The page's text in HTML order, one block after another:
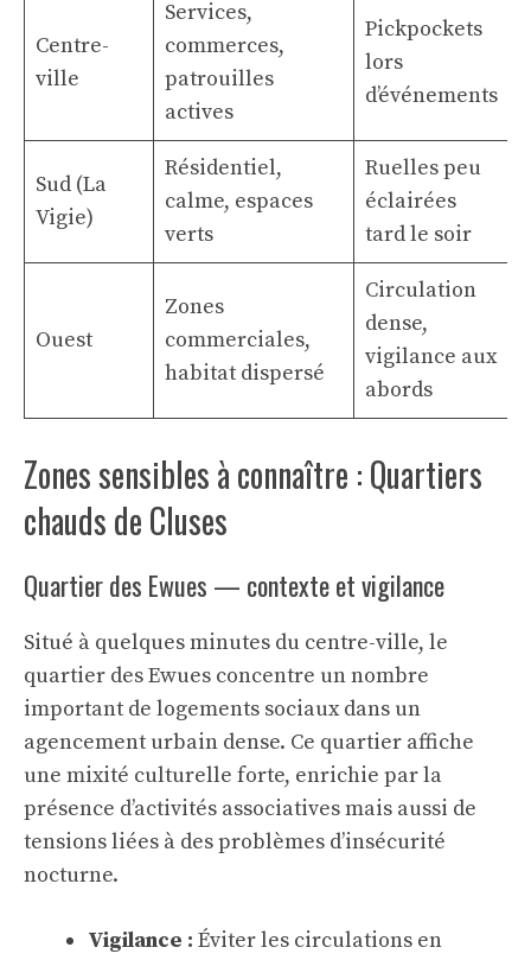
Centre-
ville
Services,
commerces,
patrouilles
actives
Pickpockets
lors
d’événements
Sud (La
Vigie)
Résidentiel,
calme, espaces
verts
Ruelles peu
éclairées
tard le soir
Ouest
Zones
commerciales,
habitat dispersé
Circulation
dense,
vigilance aux
abords
Zones sensibles à connaître : Quartiers
chauds de Cluses
Quartier des Ewues — contexte et vigilance
Situé à quelques minutes du centre-ville, le
quartier des Ewues concentre un nombre
important de logements sociaux dans un
agencement urbain dense. Ce quartier affiche
une mixité culturelle forte, enrichie par la
présence d’activités associatives mais aussi de
tensions liées à des problèmes d’insécurité
nocturne.
Vigilance : Éviter les circulations en